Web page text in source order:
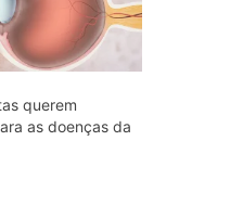
querem
as doenças da